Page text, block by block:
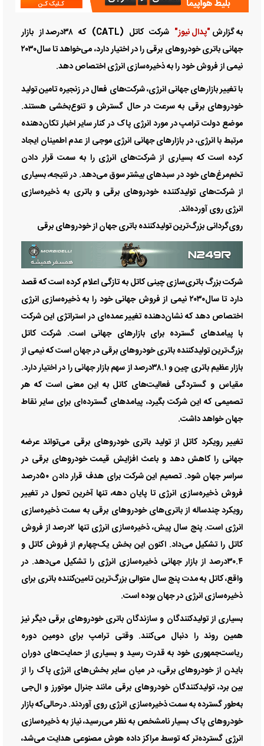
به گزارش"پدال نیوز"
شرکت کاتل (CATL) که ۳۸درصد از بازار
جهانی باتری خودروهای برقی را در اختیار دارد، می‌خواهد تا سال۲۰۳۰
نیمی از فروش خود را به ذخیره‌سازی انرژی اختصاص دهد.
با تغییر بازارهای جهانی انرژی، شرکت‌های فعال در زنجیره تامین تولید
خودروهای برقی به سرعت در حال گسترش و تنوع‌بخشی هستند.
موضع دولت ترامپ در مورد انرژی پاک در کنار سایر اخبار تکان‌دهنده
مرتبط با انرژی، در بازارهای جهانی انرژی موجی از عدم اطمینان ایجاد
کرده است که بسیاری از شرکت‌های انرژی را به سمت قرار دادن
تخم‌مرغ‌های خود در سبدهای بیشتر سوق می‌دهد. در نتیجه، بسیاری
از شرکت‌های تولیدکننده خودروهای برقی و باتری به ذخیره‌سازی
انرژی روی آورده‌اند.
روی‌گردانی بزرگ‌ترین تولیدکننده باتری جهان از خودروهای برقی
شرکت بزرگ باتری‌سازی چینی کاتل به تازگی اعلام کرده است که قصد
دارد تا سال۲۰۳۰ نیمی از فروش جهانی خود را به ذخیره‌سازی انرژی
اختصاص دهد که نشان‌دهنده تغییر عمده‌ای در استراتژی این شرکت
با پیامدهای گسترده برای بازارهای جهانی است. شرکت کاتل
بزرگ‌ترین تولیدکننده باتری خودروهای برقی در جهان است که نیمی از
بازار عظیم باتری چین و ۳۸.۱درصد از سهم بازار جهانی را در اختیار دارد.
مقیاس و گستردگی فعالیت‌های کاتل به این معنی است که هر
تصمیمی که این شرکت بگیرد، پیامدهای گسترده‌ای برای سایر نقاط
جهان خواهد داشت.
تغییر رویکرد کاتل از تولید باتری خودروهای برقی می‌تواند عرضه
جهانی را کاهش دهد و باعث افزایش قیمت خودروهای برقی در
سراسر جهان شود. تصمیم این شرکت برای هدف قرار دادن ۵۰درصد
فروش ذخیره‌سازی انرژی تا پایان دهه، تنها آخرین تحول در تغییر
رویکرد چندساله از باتری‌های خودروهای برقی به سمت ذخیره‌سازی
انرژی است. پنج سال پیش، ذخیره‌سازی انرژی تنها ۲درصد از فروش
کاتل را تشکیل می‌داد. اکنون این بخش یک‌چهارم از فروش کاتل و
۳۰.۴درصد از بازار جهانی ذخیره‌سازی انرژی را تشکیل می‌دهد. در
واقع، کاتل به مدت پنج سال متوالی بزرگ‌ترین تامین‌کننده باتری برای
ذخیره‌سازی انرژی در جهان بوده است.
بسیاری از تولیدکنندگان و سازندگان باتری خودروهای برقی دیگر نیز
همین روند را دنبال می‌کنند. وقتی ترامپ برای دومین دوره
ریاست‌جمهوری خود به قدرت رسید و بسیاری از حمایت‌های دوران
بایدن از خودروهای برقی، در میان سایر بخش‌های انرژی پاک را از
بین برد، تولیدکنندگان خودروهای برقی مانند جنرال موتورز و ال‌جی
به‌طور گسترده به سمت ذخیره‌سازی انرژی روی آوردند. درحالی‌که بازار
خودروهای پاک بسیار نامشخص به نظر می‌رسید، نیاز به ذخیره‌سازی
انرژی گسترده‌تر که توسط مراکز داده هوش مصنوعی هدایت می‌شد،